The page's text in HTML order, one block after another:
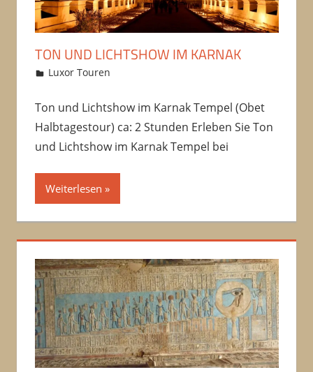
TON UND LICHTSHOW IM KARNAK
12/10/2016
Amru
Luxor Touren
Ton und Lichtshow im Karnak Tempel (Obet
Halbtagestour) ca: 2 Stunden Erleben Sie Ton
und Lichtshow im Karnak Tempel bei
Weiterlesen